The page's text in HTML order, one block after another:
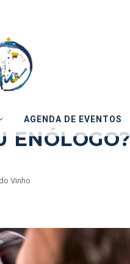
AGENDA DE EVENTOS
ENÓLOGO?
Vinho